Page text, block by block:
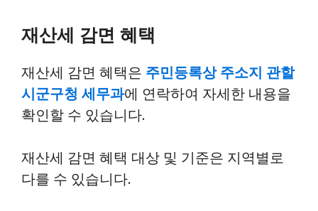
재산세 감면 혜택
재산세 감면 혜택은 주민등록상 주소지 관할
시군구청 세무과에 연락하여 자세한 내용을
확인할 수 있습니다.
재산세 감면 혜택 대상 및 기준은 지역별로
다를 수 있습니다.